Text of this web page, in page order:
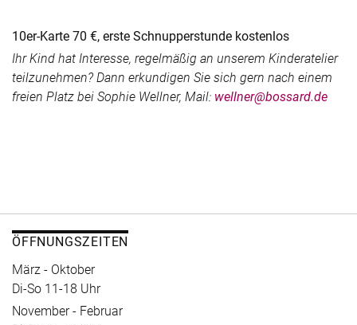
10er-Karte 70 €, erste Schnupperstunde kostenlos
Ihr Kind hat Interesse, regelmäßig an unserem Kinderatelier
teilzunehmen? Dann erkundigen Sie sich gern nach einem
freien Platz bei Sophie Wellner, Mail: wellner@bossard.de
ÖFFNUNGSZEITEN
März - Oktober
Di-So 11-18 Uhr
November - Februar